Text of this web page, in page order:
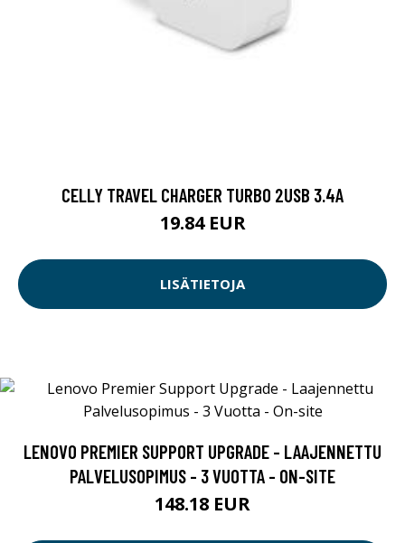
CELLY TRAVEL CHARGER TURBO 2USB 3.4A
19.84 EUR
LISÄTIETOJA
LENOVO PREMIER SUPPORT UPGRADE - LAAJENNETTU
PALVELUSOPIMUS - 3 VUOTTA - ON-SITE
148.18 EUR